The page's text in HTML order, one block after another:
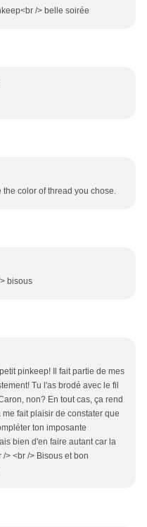
/> belle soirée
the color of thread you chose.
bisous
pinkeep! Il fait partie de mes
Tu l'as brodé avec le fil
non? En tout cas, ça rend
fait plaisir de constater que
ton imposante
bien d'en faire autant car la
> <br /> Bisous et bon